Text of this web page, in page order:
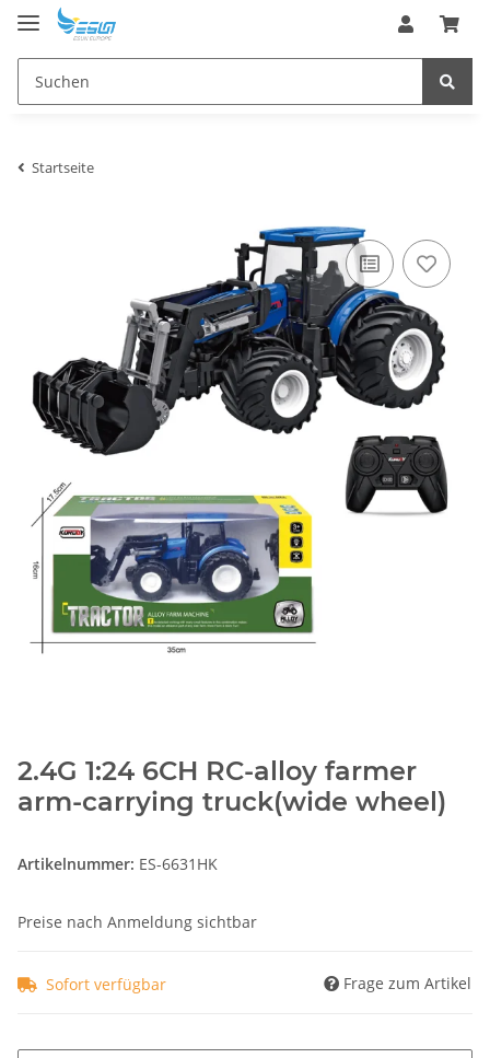
Startseite
2.4G 1:24 6CH RC-alloy farmer
arm-carrying truck(wide wheel)
Artikelnummer: ES-6631HK
Preise nach Anmeldung sichtbar
Sofort verfügbar Frage zum Artikel